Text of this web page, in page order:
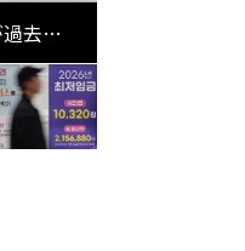
去最
を点